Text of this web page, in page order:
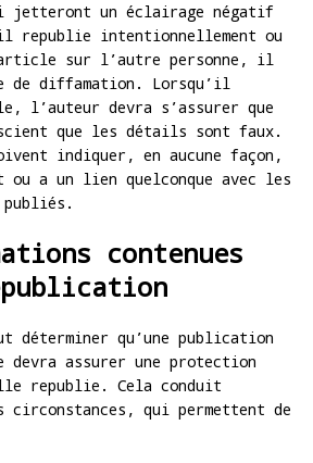
jetteront un éclairage négatif
republie intentionnellement ou
sur l’autre personne, il
de diffamation. Lorsqu’il
l’auteur devra s’assurer que
que les détails sont faux.
indiquer, en aucune façon,
a un lien quelconque avec les
publiés.
contenues
déterminer qu’une publication
assurer une protection
republie. Cela conduit
circonstances, qui permettent de